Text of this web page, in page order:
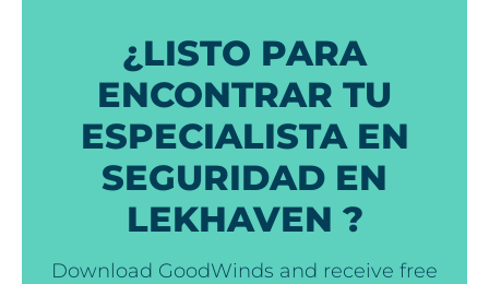
¿LISTO PARA
ENCONTRAR TU
ESPECIALISTA EN
SEGURIDAD EN
LEKHAVEN ?
Download GoodWinds and receive free